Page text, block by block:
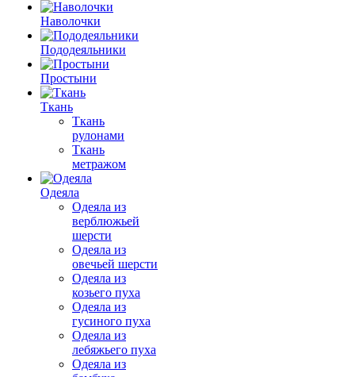
Наволочки
Пододеяльники
Простыни
Ткань
Ткань
рулонами
Ткань
метражом
Одеяла
Одеяла из
верблюжьей
шерсти
Одеяла из
овечьей шерсти
Одеяла из
козьего пуха
Одеяла из
гусиного пуха
Одеяла из
лебяжьего пуха
Одеяла из